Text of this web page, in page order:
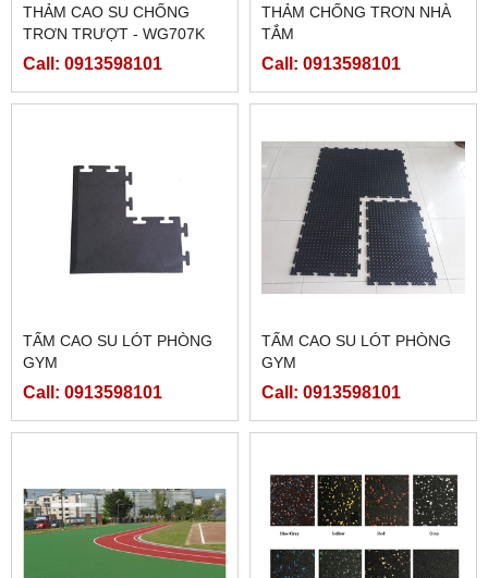
THẢM CAO SU CHỐNG
TRƠN TRƯỢT - WG707K
(CAO SU LỖ SỌC NGANG
Call: 0913598101
THẢM CHỐNG TRƠN NHÀ
TẮM
Call: 0913598101
TẤM CAO SU LÓT PHÒNG
GYM
Call: 0913598101
TẤM CAO SU LÓT PHÒNG
GYM
Call: 0913598101